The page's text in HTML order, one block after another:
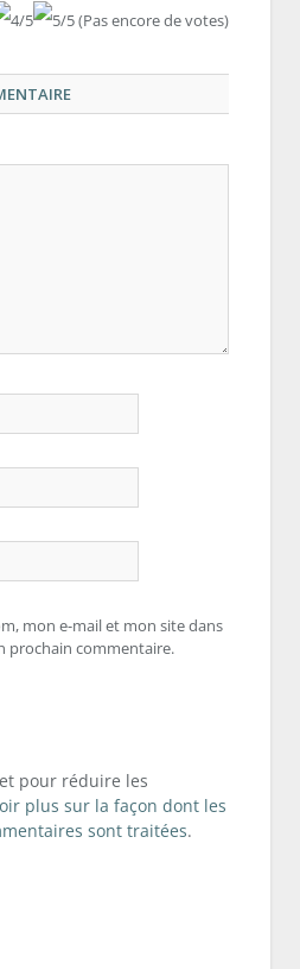
(Pas encore de votes)
mon e-mail et mon site dans
prochain commentaire.
pour réduire les
plus sur la façon dont les
sont traitées.